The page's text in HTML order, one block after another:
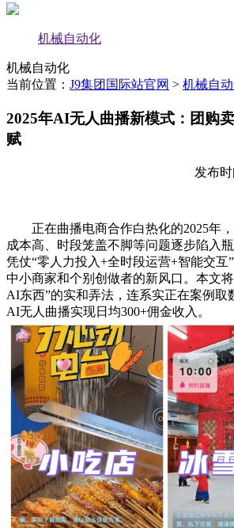
机械自动化
机械自动化
当前位置： J9集团国际站官网 > 机械自
2025年AI无人曲播新模式：团购
赋
发布时
正在曲播电商合作白热化的2025年，
成本高、时段笼盖不脚等问题逐步陷入
凭仗“零人力投入+全时段运营+智能交互
中小商家和个别创做者的新风口。本文
AI东西”的实和弄法，连系实正在案例取
AI无人曲播实现日均300+佣金收入。